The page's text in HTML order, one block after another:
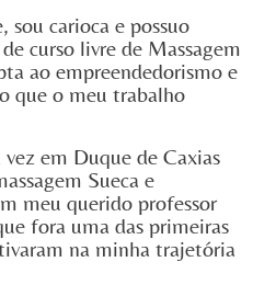
sou carioca e possuo
curso livre de Massagem
ao empreendedorismo e
que o meu trabalho
em Duque de Caxias
Sueca e
meu querido professor
fora uma das primeiras
na minha trajetória